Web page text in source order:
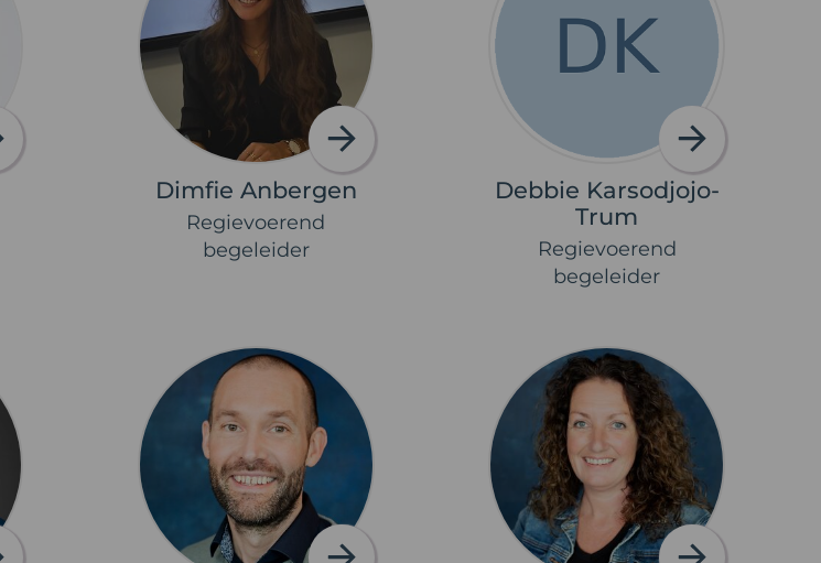
Dimfie Anbergen
Regievoerend
begeleider
Debbie Karsodjojo-
Trum
Regievoerend
begeleider